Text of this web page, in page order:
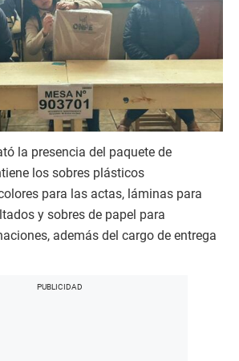
la presencia del paquete de
los sobres plásticos
para las actas, láminas para
y sobres de papel para
además del cargo de entrega